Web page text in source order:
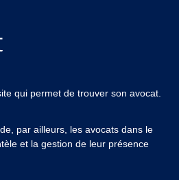
qui permet de trouver son avocat.
par ailleurs, les avocats dans le
et la gestion de leur présence